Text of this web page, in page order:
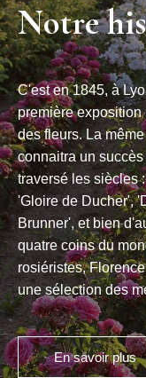
Notre
C'est en 1845, à
première
des fleurs. La
connaitra un
traversé les siècles
'Gloire de Ducher',
Brunner', et bien
quatre coins du
rosiéristes,
une sélection des
En savoir plus